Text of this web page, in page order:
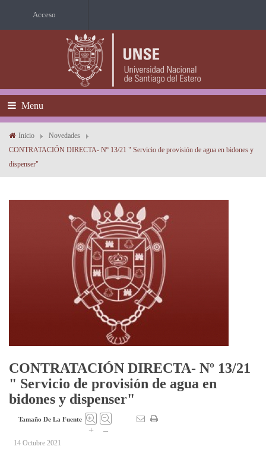
Acceso
Menu
Inicio
Novedades
CONTRATACIÓN DIRECTA- Nº 13/21 " Servicio de provisión de agua en bidones y
dispenser"
CONTRATACIÓN DIRECTA- Nº 13/21
" Servicio de provisión de agua en
bidones y dispenser"
Tamaño De La Fuente
+ –
14 Octubre 2021